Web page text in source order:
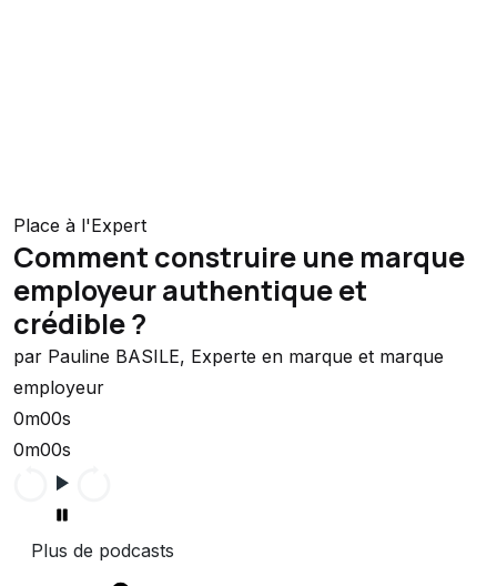
Place à l'Expert
Comment construire une marque
employeur authentique et
crédible ?
par Pauline BASILE, Experte en marque et marque
employeur
0m00s
0m00s
Plus de podcasts